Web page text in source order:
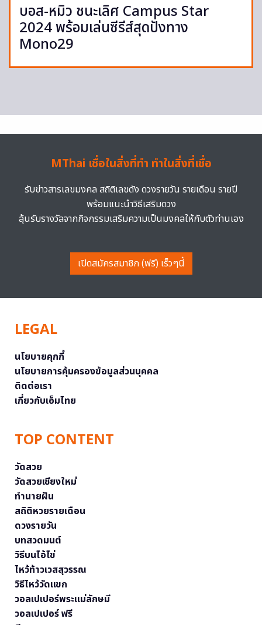
บอส-หมิว ชนะเลิศ Campus Star
2024 พร้อมเล่นซีรีส์สุดปังทาง
Mono29
MThai เชื่อในสิ่งที่ทำ ทำในสิ่งที่เชื่อ
รับข่าวสารเลขมงคล สถิติเลขดัง ดวงรายวัน รายเดือน รายปี
พร้อมแนะนำวิธีเสริมดวง
ลุ้นรับรางวัลจากกิจกรรมเสริมความเป็นมงคลให้กับตัวท่านเอง
เปิดสมัครสมาชิก (ฟรี) เร็วๆนี้
LEGAL
นโยบายคุกกี้
นโยบายการคุ้มครองข้อมูลส่วนบุคคล
ติดต่อเรา
เกี่ยวกับเอ็มไทย
TOP CONTENT
วัดสวย
วัดสวยเชียงใหม่
ทำนายฝัน
สถิติหวยรายเดือน
ดวงรายวัน
บทสวดมนต์
วิธีบนไอ้ไข่
ไหว้ท้าวเวสสุวรรณ
วิธีไหว้วัดแขก
วอลเปเปอร์พระแม่ลักษมี
วอลเปเปอร์ ฟรี